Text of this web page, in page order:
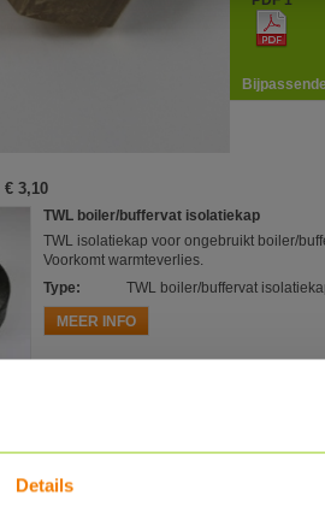
Details
€ 3,10
TWL boiler/buffervat isolatiekap
TWL isolatiekap voor ongebruikt boiler/
Voorkomt warmteverlies.
Type:
TWL boiler/buffervat
MEER INFO